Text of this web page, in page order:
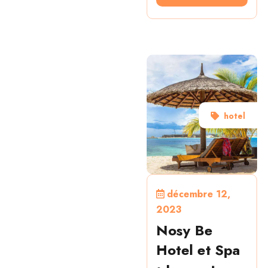
hotel
décembre 12,
2023
Nosy Be
Hotel et Spa